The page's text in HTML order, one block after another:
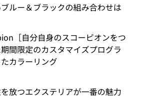
ルー＆ブラックの組み合わせは
［自分自身のスコーピオンをつ
間限定のカスタマイズプログラ
カラーリング
放つエクステリアが一番の魅力